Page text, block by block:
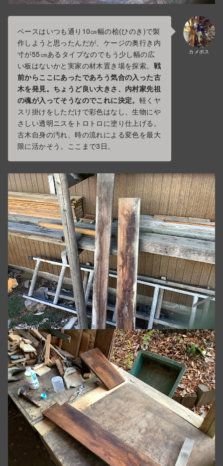
カメボス
ベースはいつも通り10㎝幅の桧(ひのき)で製
作しようと思ったんだが、ケージの奥行き内
寸が55㎝あるタイプなのでもう少し幅の広
い板はないかと実家の材木置き場を探索。 戦
前からここにあったであろう気合の入った古
木を発見。ちょうど良い大きさ、内村家先祖
の魂が入ってそうなのでこれに決定。 軽くヤ
スリ掛けをしただけで彩色はなし、生物にや
さしい透明ニスをトロトロに塗り仕上げる。
古木自身の汚れ、時の流れによる変色を最大
限に活かそう。ここまで3日。